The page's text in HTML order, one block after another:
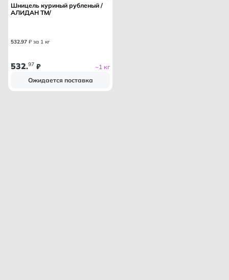
Шницель куриный рубленый /
АЛИДАН ТМ/
532.97 ₽ за 1 кг
532.97 ₽
~1 кг
Ожидается поставка